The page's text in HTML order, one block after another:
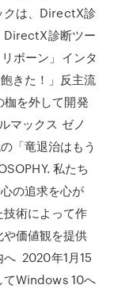
クは、DirectX診
DirectX診断ツー
ボーン」インタ
きた！」反主流
枷を外して開発
マックス ゼノ
「竜退治はもう
私たち
の追求を心が
術によって作
価値観を提供
へ 2020年1月15
てWindows 10へ